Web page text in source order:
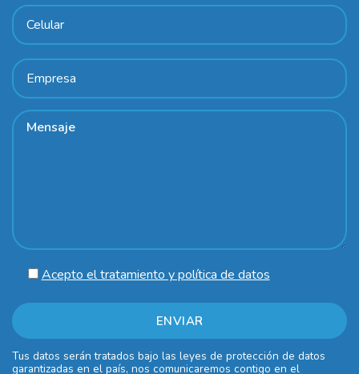
Acepto el tratamiento y política de datos
Tus datos serán tratados bajo las leyes de protección de datos
garantizadas en el país, nos comunicaremos contigo en el